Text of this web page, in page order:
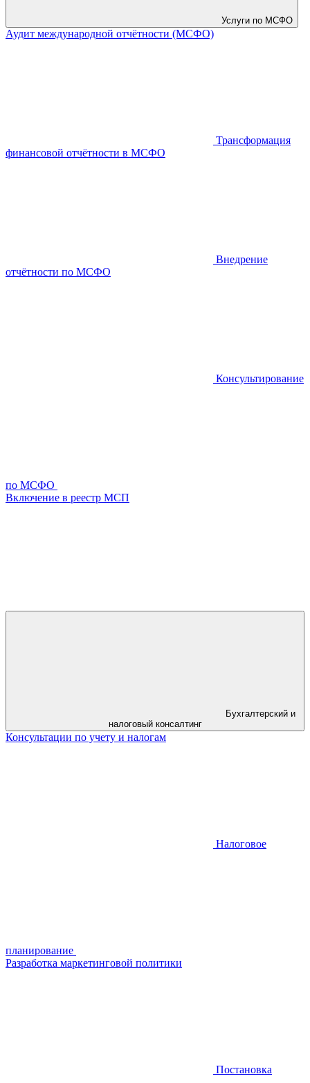
Услуги по МСФО
Аудит международной отчётности (МСФО)
Трансформация
финансовой отчётности в МСФО
Внедрение
отчётности по МСФО
Консультирование
по МСФО
Включение в реестр МСП
налоговый консалтинг
Консультации по учету и налогам
Налоговое
планирование
Разработка маркетинговой политики
Постановка